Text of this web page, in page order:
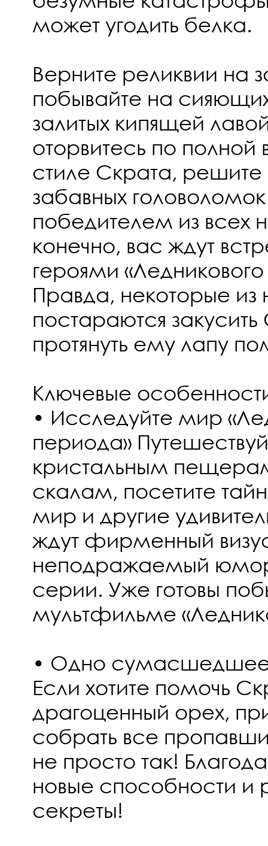
может угодить белка.
Верните реликвии на
побывайте на
залитых кипящей
оторвитесь по
стиле Скрата,
забавных
победителем из всех
конечно, вас ждут
героями
Правда, некоторые из
постараются
протянуть ему лапу
Ключевые
• Исследуйте мир
периода»
кристальным
скалам, посетите
мир и другие
ждут фирменный
неподражаемый
серии. Уже готовы
мультфильме
• Одно
Если хотите помочь
драгоценный орех,
собрать все
не просто так!
новые способности и
секреты!